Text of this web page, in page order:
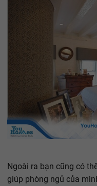
Ngoài ra bạn cũng có
giúp phòng ngủ của